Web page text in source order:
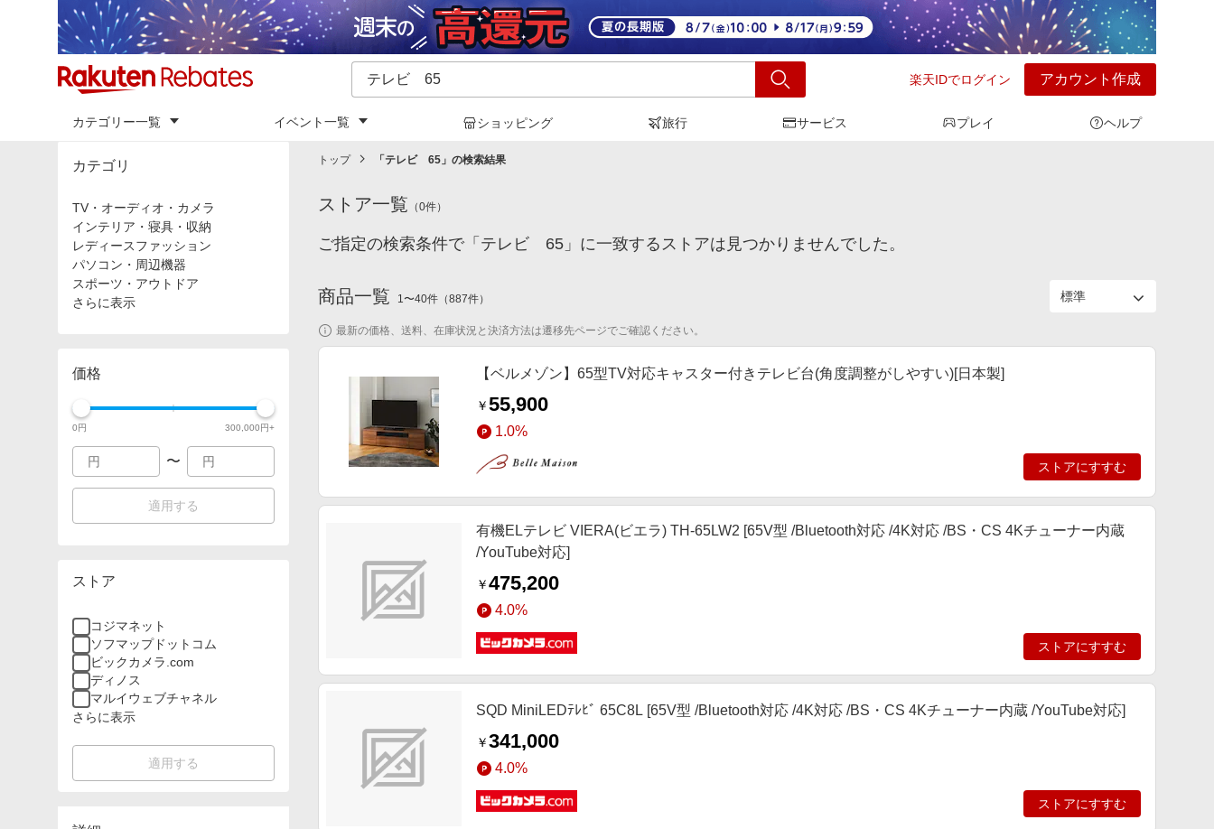
楽天IDでログイン アカウント作成
カテゴリー一覧 イベント一覧 ショッピング 旅行 サービス プレイ ヘルプ
カテゴリ
TV・オーディオ・カメラ
インテリア・寝具・収納
レディースファッション
パソコン・周辺機器
スポーツ・アウトドア
さらに表示
価格
0円 300,000円+
〜
適用する
ストア
コジマネット
ソフマップドットコム
ビックカメラ.com
ディノス
マルイウェブチャネル
さらに表示
適用する
トップ 「 テレビ 65 」の検索結果
ストア一覧 （0件）
ご指定の検索条件で「テレビ 65」に一致するストアは見つかりませんでした。
商品一覧 1〜40件 （887件）
最新の価格、送料、在庫状況と決済方法は遷移先ページでご確認ください。
【ベルメゾン】65型TV対応キャスター付きテレビ台(角度調整がしやすい)[日本製]
￥55,900
1.0%
ストアにすすむ
有機ELテレビ VIERA(ビエラ) TH-65LW2 [65V型 /Bluetooth対応 /4K対応 /BS・CS 4Kチューナー内蔵
/YouTube対応]
￥475,200
4.0%
ストアにすすむ
SQD MiniLEDﾃﾚﾋﾞ 65C8L [65V型 /Bluetooth対応 /4K対応 /BS・CS 4Kチューナー内蔵 /YouTube対応]
￥341,000
4.0%
ストアにすすむ